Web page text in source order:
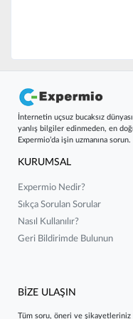
İnternetin uçsuz bucaksız
yanlış bilgiler edinmeden, en
Expermio’da işin uzmanına sorun.
KURUMSAL
Expermio Nedir?
Sıkça Sorulan Sorular
Nasıl Kullanılır?
Geri Bildirimde Bulunun
BİZE ULAŞIN
Tüm soru, öneri ve şikayetleriniz